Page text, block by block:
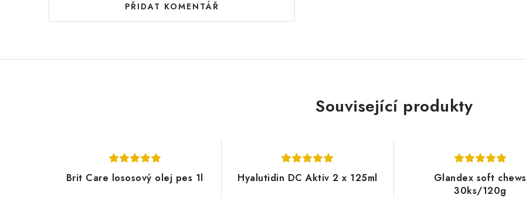
PŘIDAT KOMENTÁŘ
Související produkty
Brit Care lososový olej pes 1l Hyalutidin DC Aktiv 2 x 125ml
Glandex soft chews
30ks/120g